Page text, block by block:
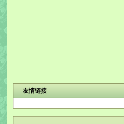
友情链接